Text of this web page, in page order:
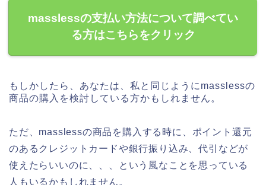
masslessの支払い方法について調べてい
る方はこちらをクリック
もしかしたら、あなたは、私と同じようにmasslessの
商品の購入を検討している方かもしれません。
ただ、masslessの商品を購入する時に、ポイント還元
のあるクレジットカードや銀行振り込み、代引などが
使えたらいいのに、、、という風なことを思っている
人もいるかもしれません。